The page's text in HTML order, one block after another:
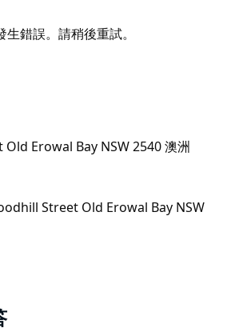
1 個停車位，還提供額外的路邊
不允許攜帶寵物入住，以確保為所
錯誤。請稍後重試。
Erowal Bay NSW 2540 澳洲